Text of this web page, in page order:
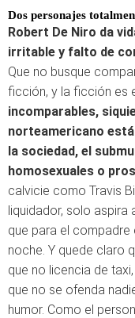
Dos personajes
Robert De Niro da
irritable y falto de
Que no busque
ficción, y la ficción es
incomparables,
norteamericano
la sociedad, el
homosexuales o
calvicie como Travis
liquidador, solo aspira
que para el
noche. Y quede claro
que no licencia de
que no se ofenda
humor. Como el